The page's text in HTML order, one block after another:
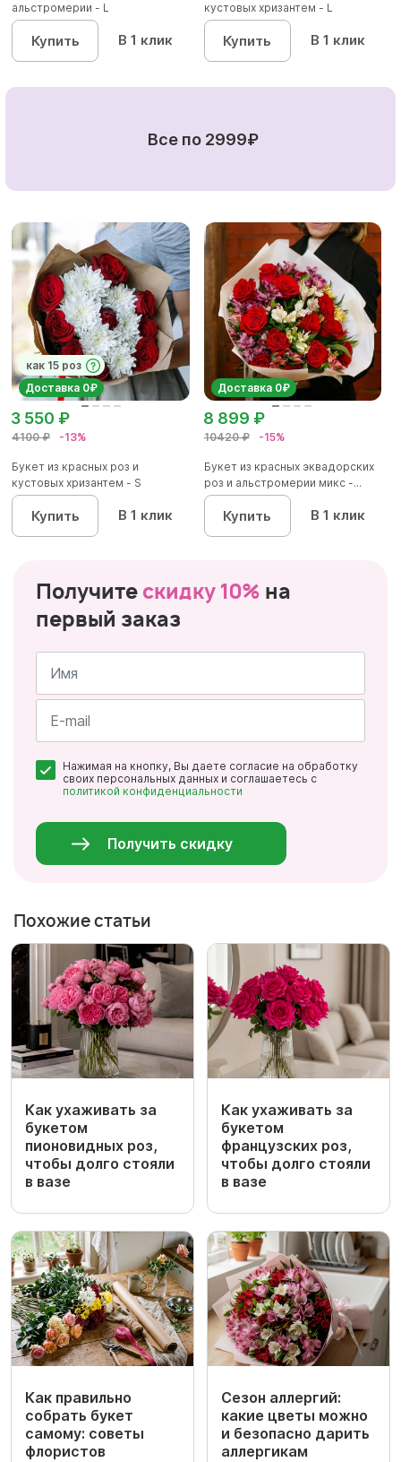
альстромерии - L
Купить В 1 клик
кустовых хризантем - L
Купить В 1 клик
Все по 2999₽
как 15 роз
Доставка 0₽
4100 ₽ -13%
3 550 ₽
Букет из красных роз и
кустовых хризантем - S
Купить В 1 клик
Доставка 0₽
10420 ₽ -15%
8 899 ₽
Букет из красных эквадорских
роз и альстромерии микс -...
Купить В 1 клик
Получите скидку 10% на
первый заказ
Имя
*
Нажимая на кнопку, Вы даете согласие на обработку
своих персональных данных и соглашаетесь с
политикой конфиденциальности
Получить скидку
Похожие статьи
Как ухаживать за
букетом
пионовидных роз,
чтобы долго стояли
в вазе
Как ухаживать за
букетом
французских роз,
чтобы долго стояли
в вазе
Как правильно
собрать букет
самому: советы
флористов
Сезон аллергий:
какие цветы можно
и безопасно дарить
аллергикам